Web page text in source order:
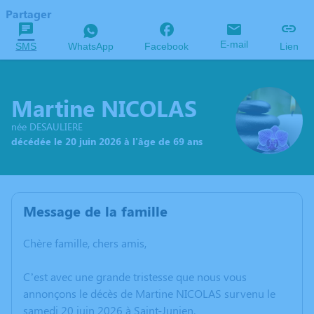
Partager
SMS WhatsApp Facebook E-mail Lien
Martine NICOLAS
née DESAULIERE
décédée le 20 juin 2026 à l'âge de 69 ans
Message de la famille
Chère famille, chers amis,
C’est avec une grande tristesse que nous vous
annonçons le décès de Martine NICOLAS survenu le
samedi 20 juin 2026 à Saint-Junien.